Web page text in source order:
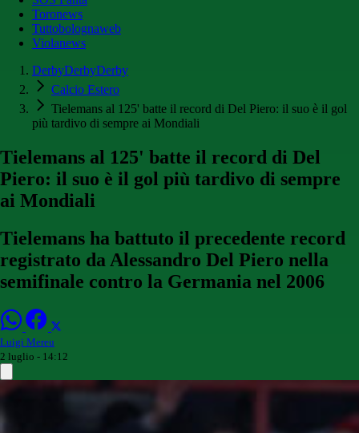
Toronews
Tuttobolognaweb
Violanews
DerbyDerbyDerby
Calcio Estero
Tielemans al 125' batte il record di Del Piero: il suo è il gol
più tardivo di sempre ai Mondiali
Tielemans al 125' batte il record di Del
Piero: il suo è il gol più tardivo di sempre
ai Mondiali
Tielemans ha battuto il precedente record
registrato da Alessandro Del Piero nella
semifinale contro la Germania nel 2006
Luigi Mereu
2 luglio - 14:12